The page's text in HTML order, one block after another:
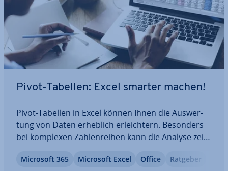
Pivot-Tabellen: Excel smarter machen!
Pivot-Tabellen in Excel können Ihnen die Aus­wer­
tung von Daten erheblich er­leich­tern. Besonders
bei komplexen Zah­len­rei­hen kann die Analyse zeit­
muss nicht sein: Stellen Sie Ihre Daten in den
Microsoft 365 Microsoft Excel Office Ratgeber